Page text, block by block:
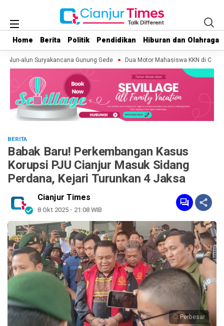
Home Berita Politik Pendidikan Hiburan dan Olahraga
Home Berita Politik Pendidikan Hiburan dan Olahraga
alun Suryakancana Gunung Gede Dua Motor Mahasiswa KKN di
BERITA
Babak Baru! Perkembangan Kasus
Korupsi PJU Cianjur Masuk Sidang
Perdana, Kejari Turunkan 4 Jaksa
Cianjur Times
8 Okt 2025 - 21:08 WIB
Perbesar